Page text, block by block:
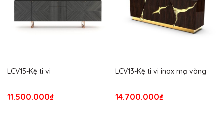
LCV15-Kệ ti vi
11.500.000₫
LCV13-Kệ ti vi inox mạ vàng
14.700.000₫